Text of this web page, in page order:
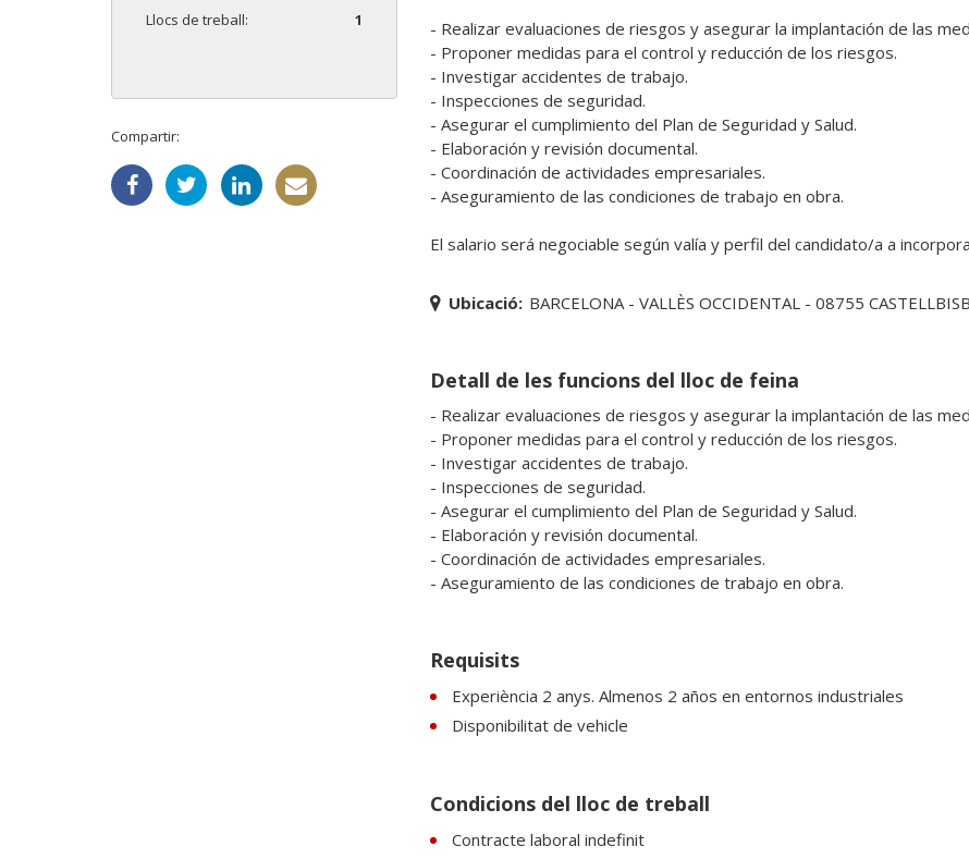
Llocs de treball:
1
Compartir:
- Realizar evaluaciones de riesgos y asegurar la implantación de las
- Proponer medidas para el control y reducción de los riesgos.
- Investigar accidentes de trabajo.
- Inspecciones de seguridad.
- Asegurar el cumplimiento del Plan de Seguridad y Salud.
- Elaboración y revisión documental.
- Coordinación de actividades empresariales.
- Aseguramiento de las condiciones de trabajo en obra.
El salario será negociable según valía y perfil del candidato/a a
Ubicació: BARCELONA - VALLÈS OCCIDENTAL - 08755
Detall de les funcions del lloc de feina
- Realizar evaluaciones de riesgos y asegurar la implantación de las
- Proponer medidas para el control y reducción de los riesgos.
- Investigar accidentes de trabajo.
- Inspecciones de seguridad.
- Asegurar el cumplimiento del Plan de Seguridad y Salud.
- Elaboración y revisión documental.
- Coordinación de actividades empresariales.
- Aseguramiento de las condiciones de trabajo en obra.
Requisits
Experiència 2 anys. Almenos 2 años en entornos industriales
Disponibilitat de vehicle
Condicions del lloc de treball
Contracte laboral indefinit